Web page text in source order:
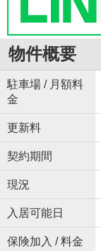
物件概要
駐車場 / 月額料
金
更新料
契約期間
現況
入居可能日
保険加入 / 料金